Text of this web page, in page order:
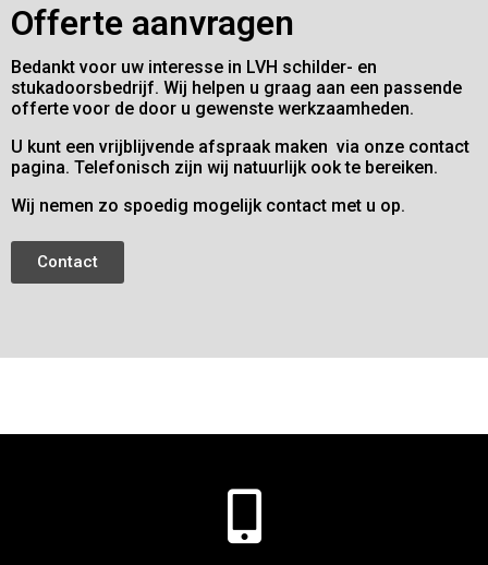
Offerte aanvragen
Bedankt voor uw interesse in LVH schilder- en
stukadoorsbedrijf. Wij helpen u graag aan een passende
offerte voor de door u gewenste werkzaamheden.
U kunt een vrijblijvende afspraak maken via onze contact
pagina. Telefonisch zijn wij natuurlijk ook te bereiken.
Wij nemen zo spoedig mogelijk contact met u op.
Contact